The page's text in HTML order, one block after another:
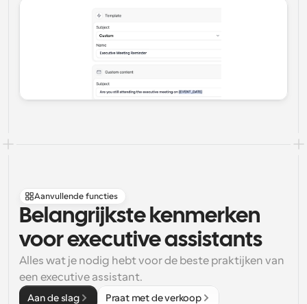
Aanvullende functies
Belangrijkste kenmerken
voor executive assistants
Alles wat je nodig hebt voor de beste praktijken van
een executive assistant.
Aan de slag Praat met de verkoop